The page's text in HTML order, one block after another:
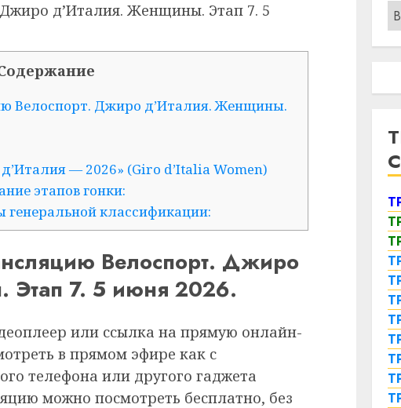
д’Италия. Женщины. Этап 7. 5
Велоспорт. Джиро д’Италия. Женщины.
— 2026» (Giro d’Italia Women)
этапов гонки:
классификации:
Велоспорт. Джиро
7. 5 июня 2026.
или ссылка на прямую онлайн-
в прямом эфире как с
телефона или другого гаджета
можно посмотреть бесплатно, без